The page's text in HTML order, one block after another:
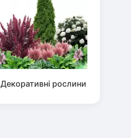
Декоративні рослини